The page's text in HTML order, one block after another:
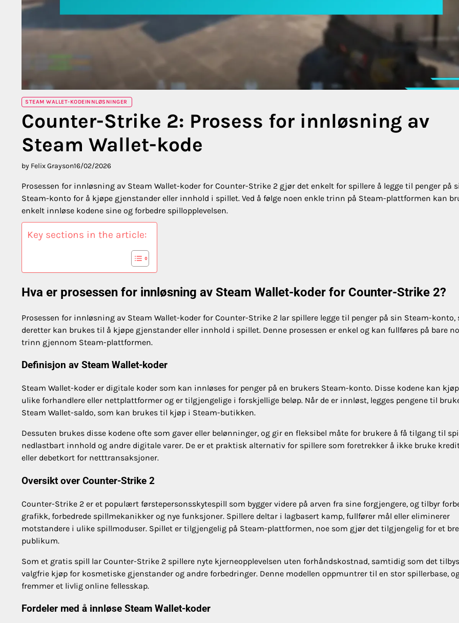
STEAM WALLET-KODEINNLØSNINGER
Counter-Strike 2: Prosess for innløsning av
Steam Wallet-kode
by Felix Grayson16/02/2026
Prosessen for innløsning av Steam Wallet-koder for Counter-Strike 2 gjør det enkelt for spillere å legge til penger på
Steam-konto for å kjøpe gjenstander eller innhold i spillet. Ved å følge noen enkle trinn på Steam-plattformen kan
enkelt innløse kodene sine og forbedre spillopplevelsen.
Key sections in the article:
Hva er prosessen for innløsning av Steam Wallet-koder for Counter-Strike 2?
Prosessen for innløsning av Steam Wallet-koder for Counter-Strike 2 lar spillere legge til penger på sin Steam-konto,
deretter kan brukes til å kjøpe gjenstander eller innhold i spillet. Denne prosessen er enkel og kan fullføres på bare
trinn gjennom Steam-plattformen.
Definisjon av Steam Wallet-koder
Steam Wallet-koder er digitale koder som kan innløses for penger på en brukers Steam-konto. Disse kodene kan
ulike forhandlere eller nettplattformer og er tilgjengelige i forskjellige beløp. Når de er innløst, legges pengene til
Steam Wallet-saldo, som kan brukes til kjøp i Steam-butikken.
Dessuten brukes disse kodene ofte som gaver eller belønninger, og gir en fleksibel måte for brukere å få tilgang til
nedlastbart innhold og andre digitale varer. De er et praktisk alternativ for spillere som foretrekker å ikke bruke
eller debetkort for netttransaksjoner.
Oversikt over Counter-Strike 2
Counter-Strike 2 er et populært førstepersonsskytespill som bygger videre på arven fra sine forgjengere, og tilbyr
grafikk, forbedrede spillmekanikker og nye funksjoner. Spillere deltar i lagbasert kamp, fullfører mål eller eliminerer
motstandere i ulike spillmoduser. Spillet er tilgjengelig på Steam-plattformen, noe som gjør det tilgjengelig for et
publikum.
Som et gratis spill lar Counter-Strike 2 spillere nyte kjerneopplevelsen uten forhåndskostnad, samtidig som det tilbys
valgfrie kjøp for kosmetiske gjenstander og andre forbedringer. Denne modellen oppmuntrer til en stor spillerbase,
fremmer et livlig online fellesskap.
Fordeler med å innløse Steam Wallet-koder